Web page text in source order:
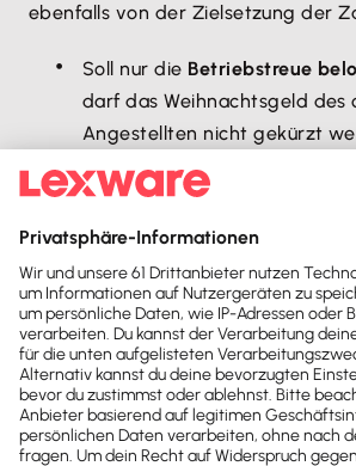
ebenfalls von der Zielsetzung der
Soll nur die Betriebstreue
darf das Weihnachtsgeld des
Angestellten nicht gekürzt
Arbeitnehmer oder die
trotz Abwesenheit
Bei reinem Entgeltcharakter
Monatsgehalt, ist die
Auch bei einem
Kürzung zulässig. Bei einer
Arbeitsvertrag aber nur,
ausdrücklich vorgesehen ist.